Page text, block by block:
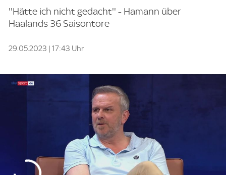
''Hätte ich nicht gedacht'' - Hamann über
Haalands 36 Saisontore
29.05.2023 | 17:43 Uhr